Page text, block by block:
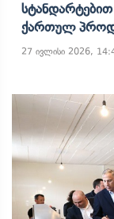
Ქართულ
27 ივლისი 2026,